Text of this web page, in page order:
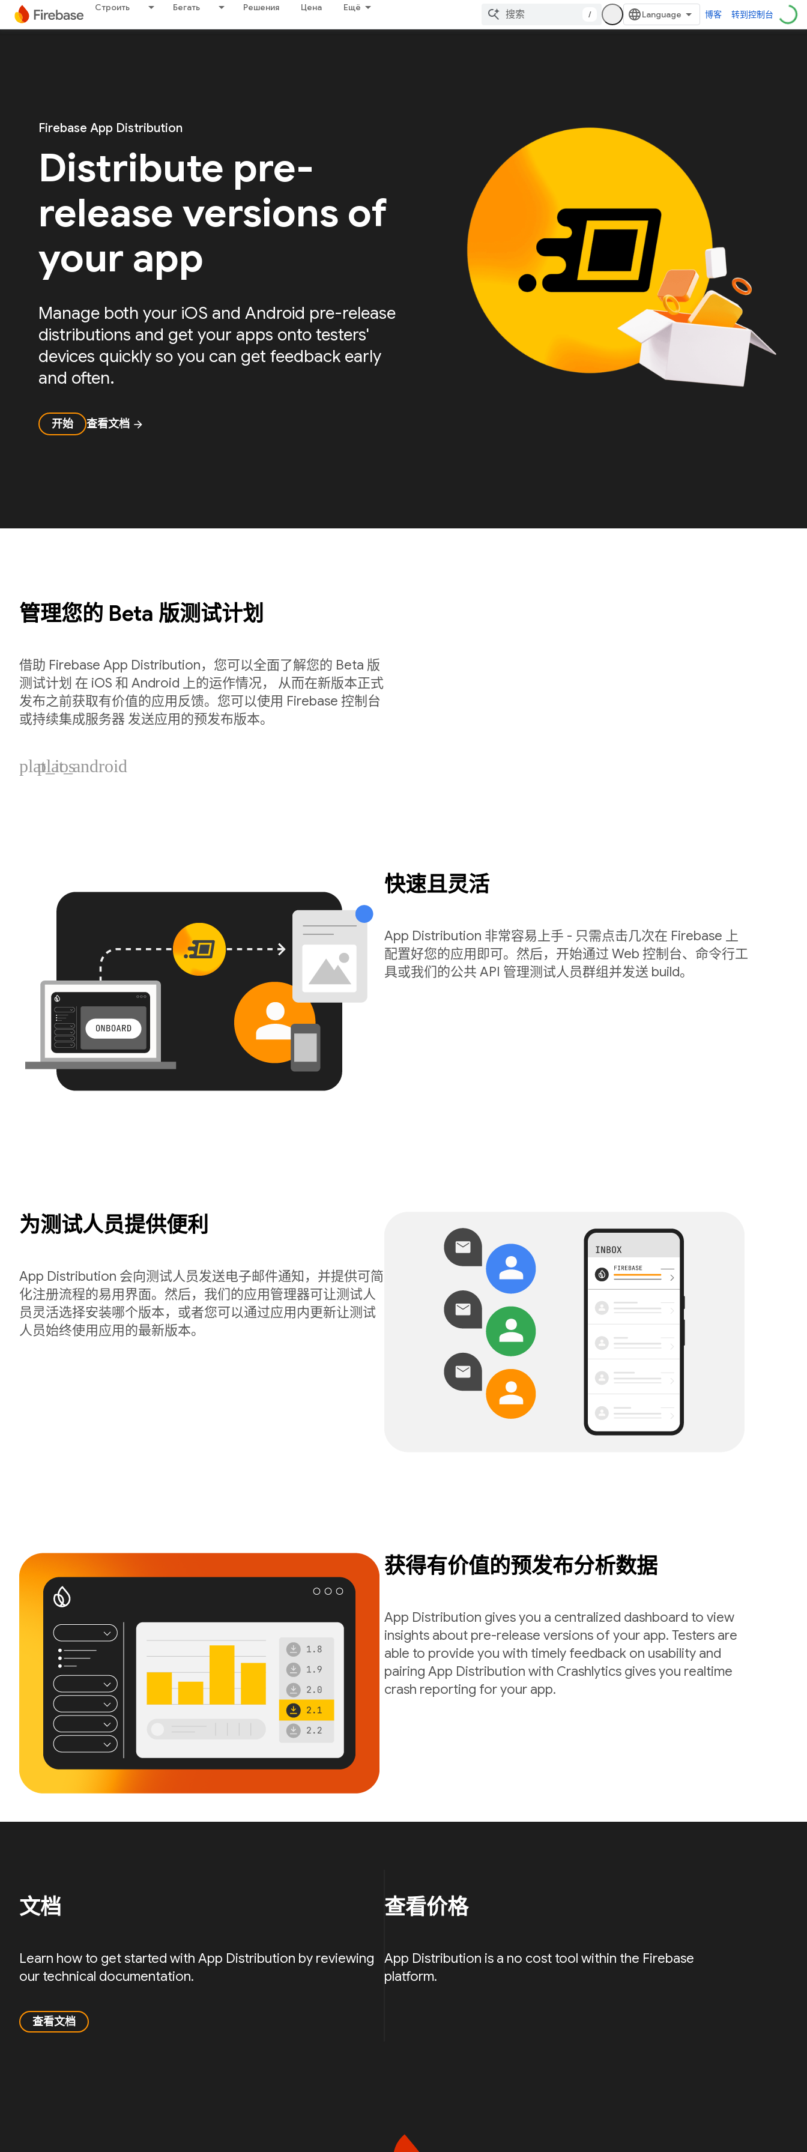
Строить Бегать Решения Цена Ещё
/ 博客 转到控制台
Firebase App Distribution
Distribute pre-
release versions of
your app
Manage both your iOS and Android pre-release
distributions and get your apps onto testers'
devices quickly so you can get feedback early
and often.
开始 查看文档 arrow_forward
管理您的 Beta 版测试计划
借助 Firebase App Distribution，您可以全面了解您的 Beta 版
测试计划 在 iOS 和 Android 上的运作情况， 从而在新版本正式
发布之前获取有价值的应用反馈。您可以使用 Firebase 控制台
或持续集成服务器 发送应用的预发布版本。
plat_ios
plat_android
快速且灵活
App Distribution 非常容易上手 - 只需点击几次在 Firebase 上
配置好您的应用即可。然后，开始通过 Web 控制台、命令行工
具或我们的公共 API 管理测试人员群组并发送 build。
为测试人员提供便利
App Distribution 会向测试人员发送电子邮件通知，并提供可简
化注册流程的易用界面。然后，我们的应用管理器可让测试人
员灵活选择安装哪个版本，或者您可以通过应用内更新让测试
人员始终使用应用的最新版本。
获得有价值的预发布分析数据
App Distribution gives you a centralized dashboard to view
insights about pre-release versions of your app. Testers are
able to provide you with timely feedback on usability and
pairing App Distribution with Crashlytics gives you realtime
crash reporting for your app.
文档
Learn how to get started with App Distribution by reviewing
our technical documentation.
查看文档
查看价格
App Distribution is a no cost tool within the Firebase
platform.